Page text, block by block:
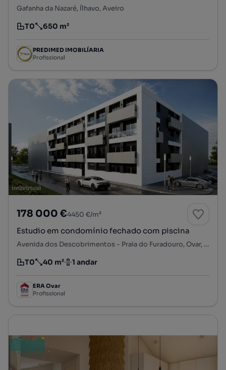
Gafanha da Nazaré, Ílhavo, Aveiro
Tipologia
T0
Preço por metro quadrado
650 m²
PREDIMED IMOBILÍARIA
Profissional
178 000 €4450 €/m²
Estudio em condomínio fechado com piscina
Avenida dos Descobrimentos - Praia do Furadouro, Ovar, S. João, Arada e S. Vicente de Pereira Jusã, Ovar, Aveiro
Tipologia
T0
Preço por metro quadrado
40 m²
Andar 1 andar
ERA Ovar
Profissional